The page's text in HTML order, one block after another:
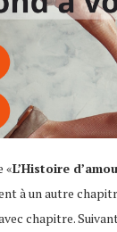
«L’Histoire
à un autre
chapitre.